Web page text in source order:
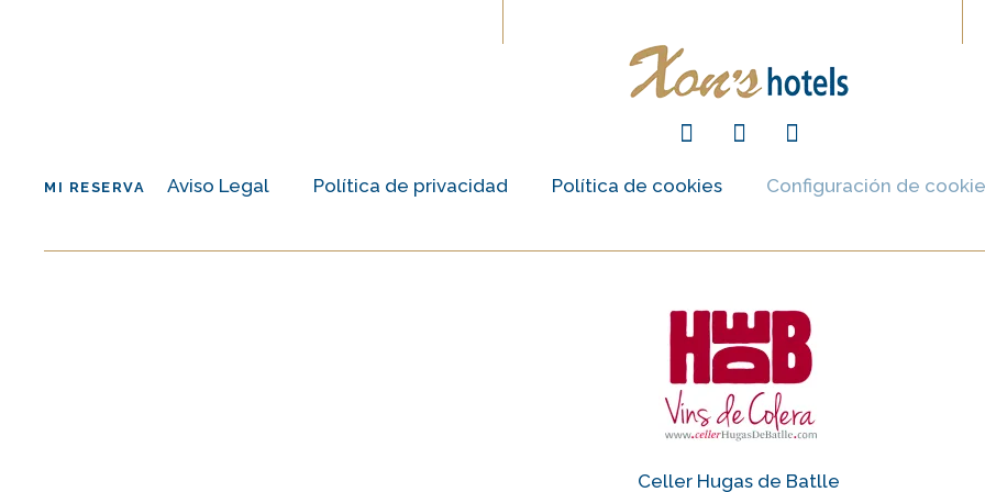
MI RESERVA Aviso Legal Política de privacidad Política de cookies Configuración de
Celler Hugas de Batlle